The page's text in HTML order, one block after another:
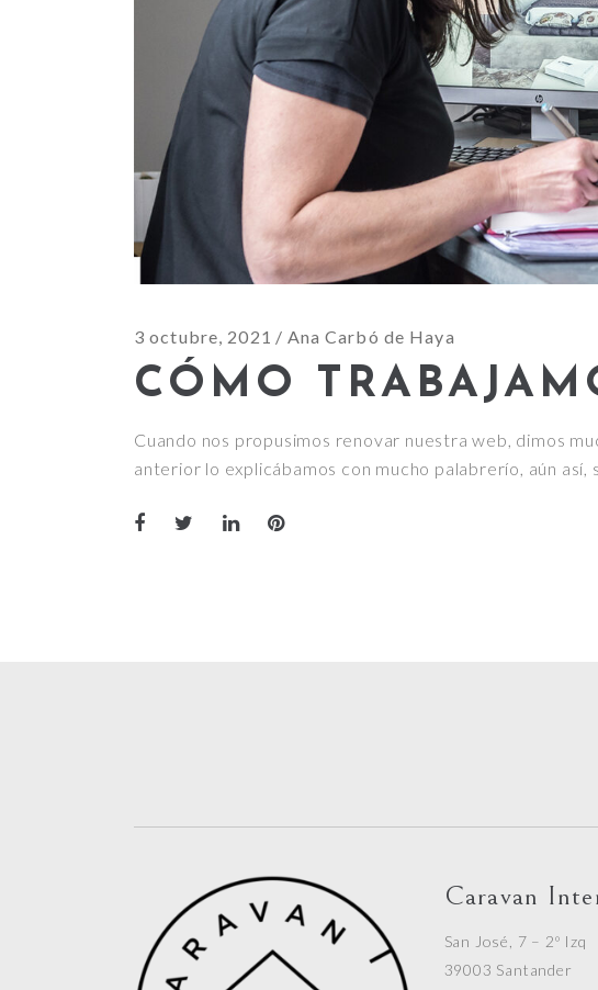
3 octubre, 2021 Ana Carbó de Haya
CÓMO
Cuando nos propusimos renovar nuestra web, dimos
anterior lo explicábamos con mucho palabrerío, aún
Caravan
San José, 7 – 2º Izq
39003 Santander